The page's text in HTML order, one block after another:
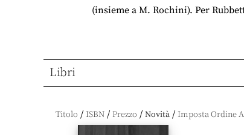
(insieme a M. Rochini). Per
Libri
Titolo / ISBN / Prezzo / Novità /